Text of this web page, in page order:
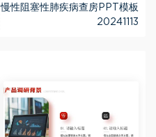
慢性阻塞性肺疾病查房PPT模板
20241113